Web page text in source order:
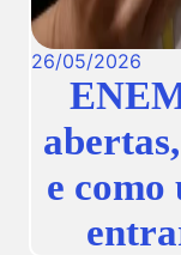
26/05/2026
e como